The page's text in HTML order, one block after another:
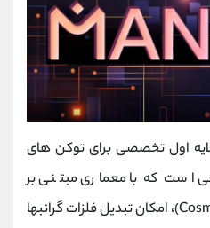
اول تخصصی برای توکن های
است که با معماری مبتنی بر
‌اس‌ دی‌ کی (Cosmos SDK)، امکان تبدیل فلزات گرانبها